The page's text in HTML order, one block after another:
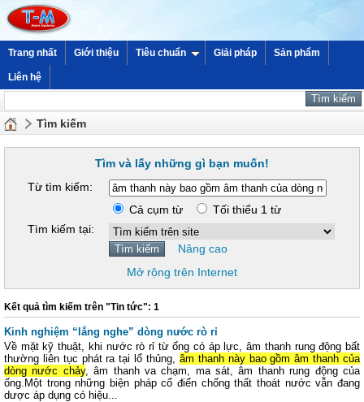
Trang nhất Giới thiệu Tiêu chuẩn Giải pháp Sản phẩm
Liên hệ
Tìm kiếm
Tìm và lấy những gì bạn muốn!
Từ tìm kiếm:
Cả cụm từ
Tối thiểu 1 từ
Tìm kiếm tại:
Nâng cao
Mở rộng trên Internet
Kết quả tìm kiếm trên "Tin tức": 1
Kinh nghiệm “lắng nghe” dòng nước rò rỉ
Về mặt kỹ thuật, khi nước rò rỉ từ ống có áp lực, âm thanh rung động bất
thường liên tục phát ra tại lổ thủng, âm thanh này bao gồm âm thanh của
dòng nước chảy, âm thanh va chạm, ma sát, âm thanh rung động của
ống.Một trong những biện pháp cổ điển chống thất thoát nước vẫn đang
dược áp dụng có hiệu...